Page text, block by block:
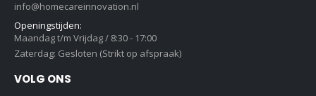
info@homecareinnovation.nl
Openingstijden:
Maandag t/m Vrijdag / 8:30 - 17:00
Zaterdag: Gesloten (Strikt op afspraak)
VOLG ONS